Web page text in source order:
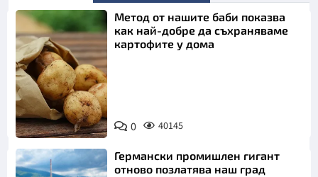
Снимка:
Пиксабей
Метод от нашите баби показва
как най-добре да съхраняваме
картофите у дома
0 40145
Германски промишлен гигант
отново позлатява наш град